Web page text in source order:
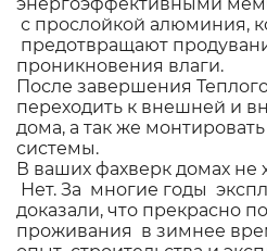
с прослойкой алюминия,
предотвращают
проникновения влаги.
После завершения
переходить к внешней и
дома, а так же
системы.
В ваших фахверк домах не
Нет. За многие годы
доказали, что прекрасно
проживания в зимнее